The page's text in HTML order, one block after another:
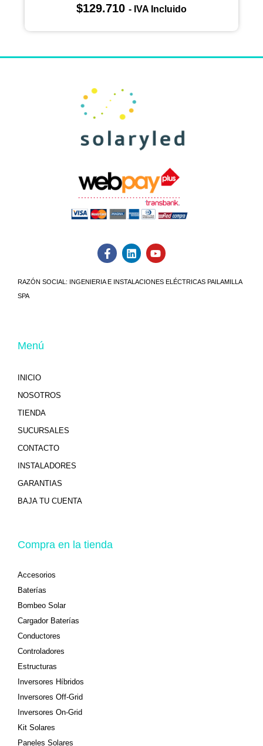
$129.710 - IVA Incluido
RAZÓN SOCIAL: INGENIERIA E INSTALACIONES ELÉCTRICAS PAILAMILLA
SPA
Menú
INICIO
NOSOTROS
TIENDA
SUCURSALES
CONTACTO
INSTALADORES
GARANTIAS
BAJA TU CUENTA
Compra en la tienda
Accesorios
Baterías
Bombeo Solar
Cargador Baterías
Conductores
Controladores
Estructuras
Inversores Híbridos
Inversores Off-Grid
Inversores On-Grid
Kit Solares
Paneles Solares